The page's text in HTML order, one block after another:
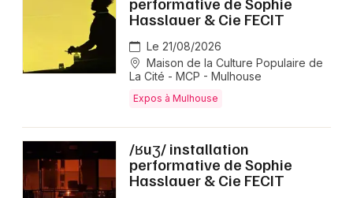
Hasslauer & Cie FECIT
Le 21/08/2026
Maison de la Culture Populaire de
La Cité - MCP - Mulhouse
Expos à Mulhouse
/ʁuʒ/ installation
performative de Sophie
Hasslauer & Cie FECIT